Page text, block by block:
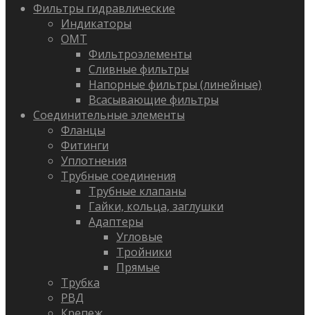
Фильтры гидравлические
Индикаторы
OMT
Фильтроэлементы
Сливные фильтры
Напорные фильтры (линейные)
Всасывающие фильтры
Соединительные элементы
Фланцы
Фитинги
Уплотнения
Трубные соединения
Трубные клапаны
Гайки, кольца, заглушки
Адаптеры
Угловые
Тройники
Прямые
Трубка
РВД